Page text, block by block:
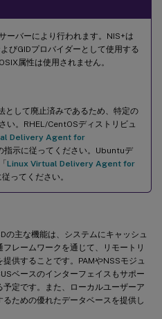
ーバーにより行われます。NIS+は
びGIDプロバイダーとして使用する
属性は使用されません。
として廃止済みであるため、特定の
い。RHEL/CentOSディストリビュ
Delivery Agent for
指示に従ってください。Ubuntuデ
Linux Virtual Delivery Agent for
ってください。
の主な機能は、システムにキャッシュ
レームワークを通じて、リモートリ
供することです。PAMやNSSモジュ
ベースのインターフェイスもサポー
定です。また、ローカルユーザーア
ための優れたデータベースを提供し